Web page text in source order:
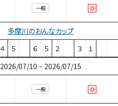
一般
多摩川のおんなカップ
４ ５ ６ ５ ２ ３ １
2026/07/10 ~ 2026/07/15
一般